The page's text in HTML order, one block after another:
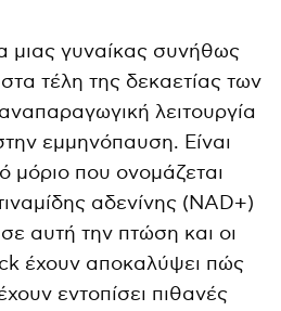
μιας γυναίκας συνήθως
τέλη της δεκαετίας των
λειτουργία
εμμηνόπαυση. Είναι
μόριο που ονομάζεται
αδενίνης (NAD+)
αυτή την πτώση και οι
έχουν αποκαλύψει πώς
εντοπίσει πιθανές